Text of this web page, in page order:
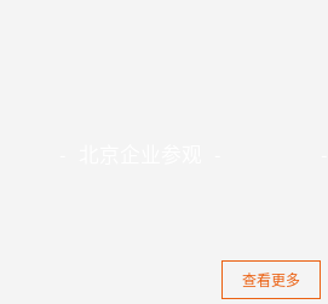
查看更多